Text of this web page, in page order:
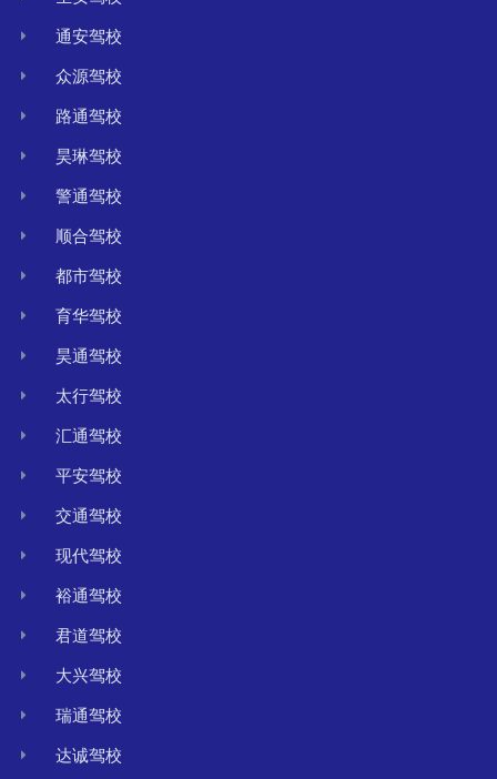
通安驾校
众源驾校
路通驾校
昊琳驾校
警通驾校
顺合驾校
都市驾校
育华驾校
昊通驾校
太行驾校
汇通驾校
平安驾校
交通驾校
现代驾校
裕通驾校
君道驾校
大兴驾校
瑞通驾校
达诚驾校